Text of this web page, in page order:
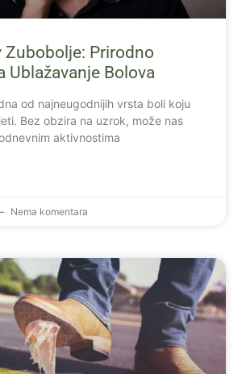
Zubobolje: Prirodno
Ublažavanje Bolova
od najneugodnijih vrsta boli koju
Bez obzira na uzrok, može nas
aktivnostima
Nema komentara